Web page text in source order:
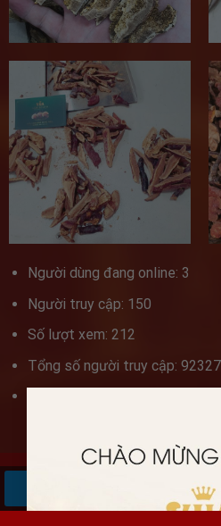
Người dùng đang online: 3
Người truy cập: 150
Số lượt xem: 212
Tổng số người truy cập: 92327
Vua Nấm
Chat với tư vấn viên